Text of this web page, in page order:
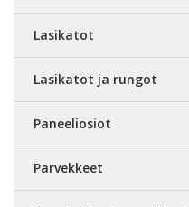
Lasikatot
Lasikatot ja rungot
Paneeliosiot
Parvekkeet